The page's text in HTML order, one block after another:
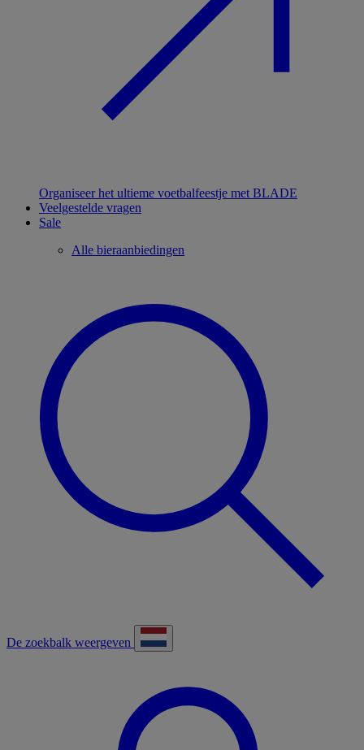
Organiseer het ultieme voetbalfeestje met BLADE
Veelgestelde vragen
Sale
Alle bieraanbiedingen
De zoekbalk weergeven